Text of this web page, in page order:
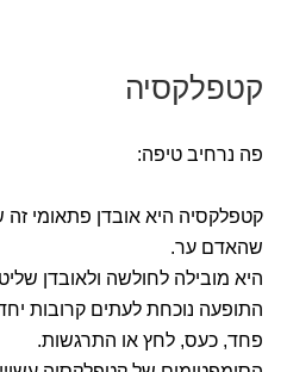
קטפלקסיה
פה נרחיב טיפה:
קטפלקסיה היא אובדן פתאומי זה
שהאדם ער.
היא מובילה לחולשה ולאובדן
התופעה נוכחת לעתים קרובות
פחד, כעס, לחץ או התרגשות.